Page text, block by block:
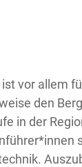
vor allem
den
in der